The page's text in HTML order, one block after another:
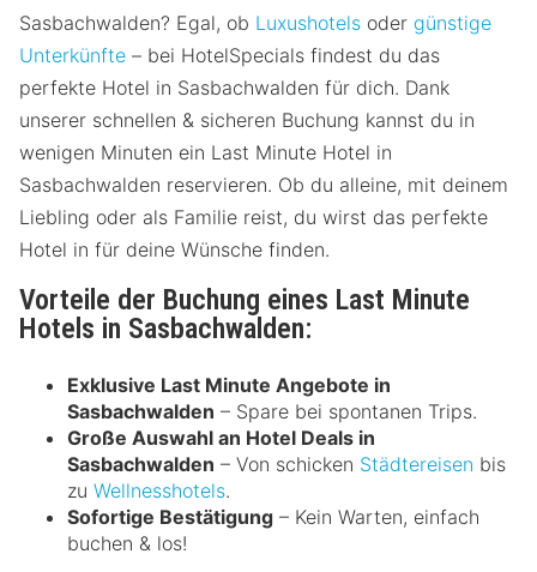
Sasbachwalden? Egal, ob Luxushotels oder günstige
Unterkünfte – bei HotelSpecials findest du das
perfekte Hotel in Sasbachwalden für dich. Dank
unserer schnellen & sicheren Buchung kannst du in
wenigen Minuten ein Last Minute Hotel in
Sasbachwalden reservieren. Ob du alleine, mit deinem
Liebling oder als Familie reist, du wirst das perfekte
Hotel in für deine Wünsche finden.
Vorteile der Buchung eines Last Minute
Hotels in Sasbachwalden:
Exklusive Last Minute Angebote in
Sasbachwalden – Spare bei spontanen Trips.
Große Auswahl an Hotel Deals in
Sasbachwalden – Von schicken Städtereisen bis
zu Wellnesshotels.
Sofortige Bestätigung – Kein Warten, einfach
buchen & los!